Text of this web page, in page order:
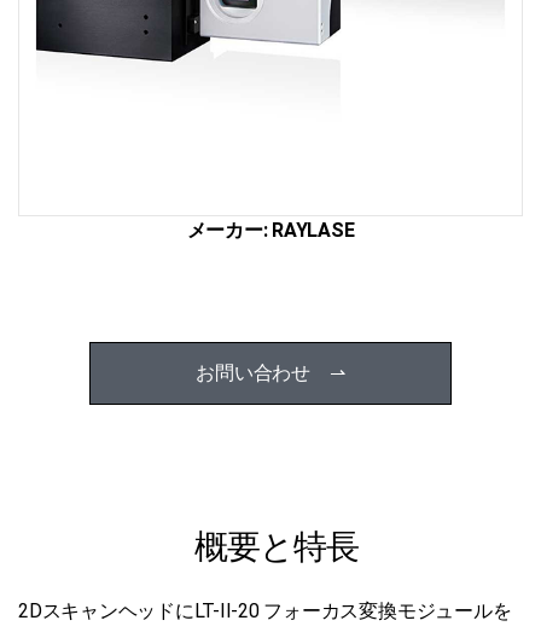
ト
メーカー: ​RAYLASE
お問い合わせ ⇀
概要と特長
2DスキャンヘッドにLT-II-20 フォーカス変換モジュールを